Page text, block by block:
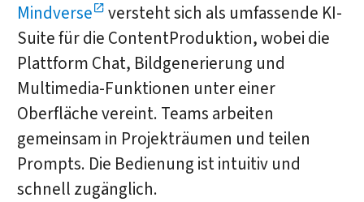
Mindverse
versteht sich als umfassende KI-
Suite für die ContentProduktion, wobei die
Plattform Chat, Bildgenerierung und
Multimedia-Funktionen unter einer
Oberfläche vereint. Teams arbeiten
gemeinsam in Projekträumen und teilen
Prompts. Die Bedienung ist intuitiv und
schnell zugänglich.